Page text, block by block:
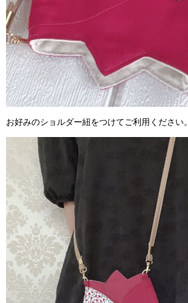
お好みのショルダー紐をつけてご利用ください。